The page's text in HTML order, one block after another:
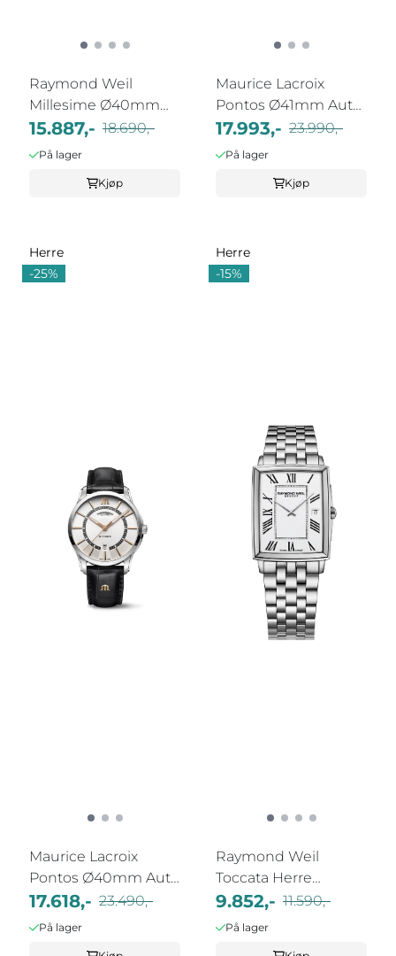
Raymond Weil
Millesime Ø40mm
2925-ST-50001
15.887,- 18.690,-
På lager
Kjøp
Maurice Lacroix
Pontos Ø41mm Aut
10 ATM
17.993,- 23.990,-
På lager
Kjøp
Herre
-25%
Maurice Lacroix
Pontos Ø40mm Aut
10 ATM
17.618,- 23.490,-
På lager
Herre
-15%
Raymond Weil
Toccata Herre
29x36mm Stål /Hvit
9.852,- 11.590,-
På lager